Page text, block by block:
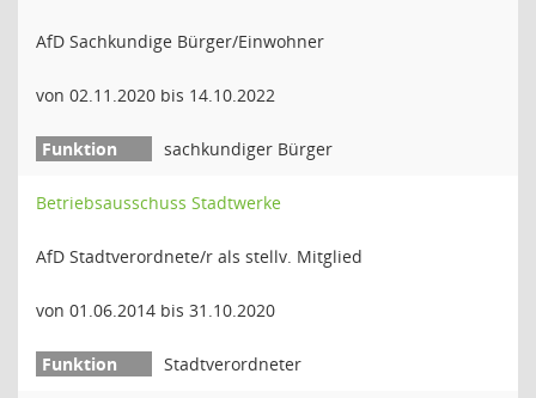
AfD Sachkundige Bürger/Einwohner
von 02.11.2020 bis 14.10.2022
sachkundiger Bürger
Betriebsausschuss Stadtwerke
AfD Stadtverordnete/r als stellv. Mitglied
von 01.06.2014 bis 31.10.2020
Stadtverordneter